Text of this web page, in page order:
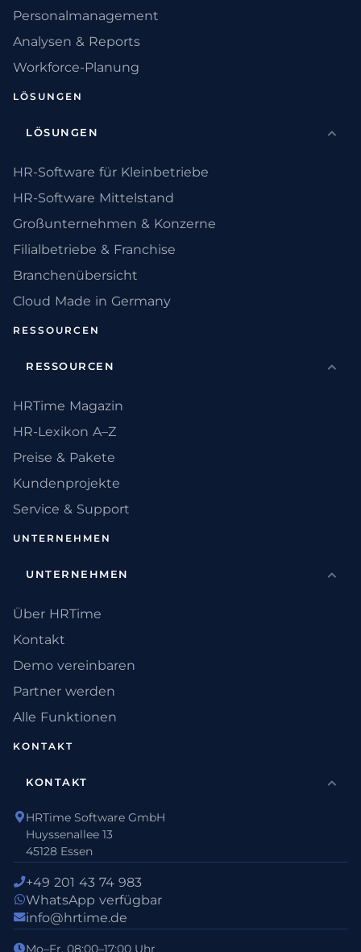
Personalmanagement
Analysen & Reports
Workforce-Planung
LÖSUNGEN
LÖSUNGEN
HR-Software für Kleinbetriebe
HR-Software Mittelstand
Großunternehmen & Konzerne
Filialbetriebe & Franchise
Branchenübersicht
Cloud Made in Germany
RESSOURCEN
RESSOURCEN
HRTime Magazin
HR-Lexikon A–Z
Preise & Pakete
Kundenprojekte
Service & Support
UNTERNEHMEN
UNTERNEHMEN
Über HRTime
Kontakt
Demo vereinbaren
Partner werden
Alle Funktionen
KONTAKT
KONTAKT
HRTime Software GmbH
Huyssenallee 13
45128 Essen
+49 201 43 74 983
WhatsApp verfügbar
info@hrtime.de
Mo–Fr, 08:00–17:00 Uhr